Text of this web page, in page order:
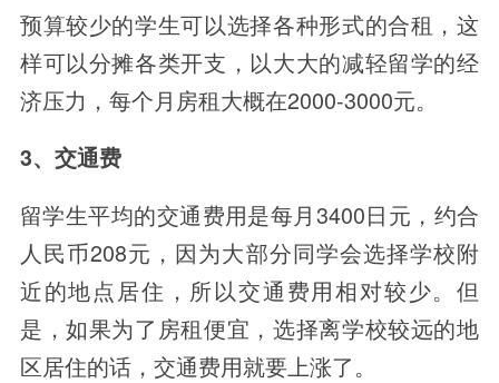
预算较少的学生可以选择各种形式的合租，这
样可以分摊各类开支，以大大的减轻留学的经
济压力，每个月房租大概在2000-3000元。
3、交通费
留学生平均的交通费用是每月3400日元，约合
人民币208元，因为大部分同学会选择学校附
近的地点居住，所以交通费用相对较少。但
是，如果为了房租便宜，选择离学校较远的地
区居住的话，交通费用就要上涨了。